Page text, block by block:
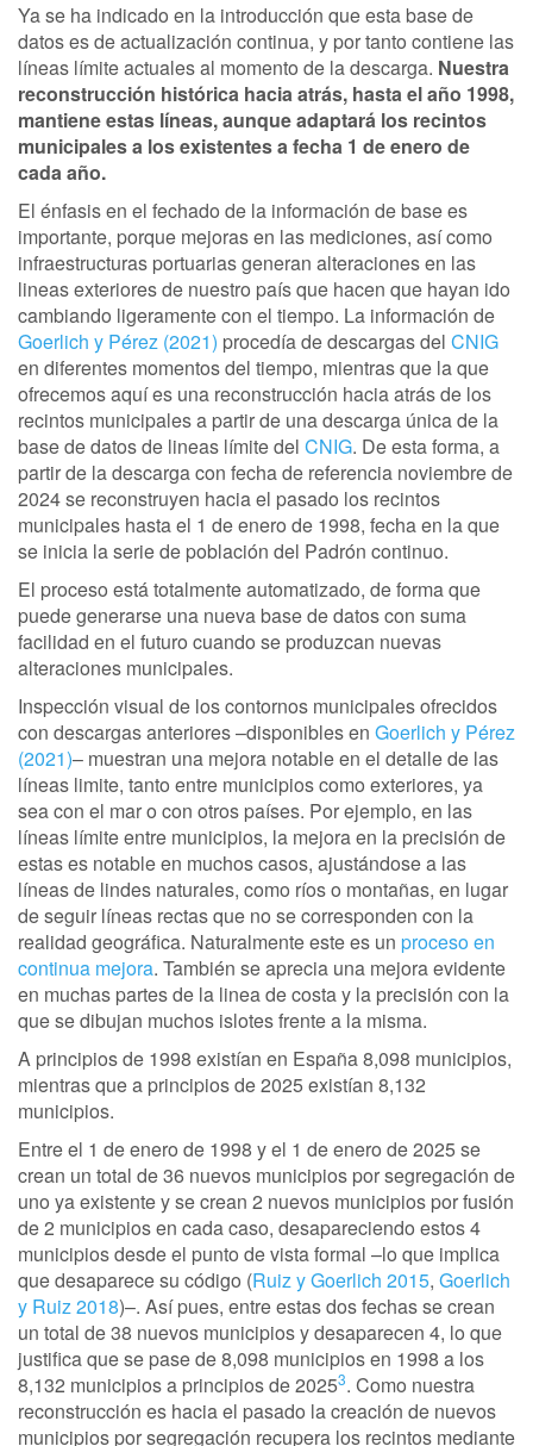
Ya se ha indicado en la introducción que esta base de
datos es de actualización continua, y por tanto contiene las
líneas límite actuales al momento de la descarga. Nuestra
reconstrucción histórica hacia atrás, hasta el año 1998,
mantiene estas líneas, aunque adaptará los recintos
municipales a los existentes a fecha 1 de enero de
cada año.
El énfasis en el fechado de la información de base es
importante, porque mejoras en las mediciones, así como
infraestructuras portuarias generan alteraciones en las
lineas exteriores de nuestro país que hacen que hayan ido
cambiando ligeramente con el tiempo. La información de
Goerlich y Pérez (2021) procedía de descargas del CNIG
en diferentes momentos del tiempo, mientras que la que
ofrecemos aquí es una reconstrucción hacia atrás de los
recintos municipales a partir de una descarga única de la
base de datos de lineas límite del CNIG. De esta forma, a
partir de la descarga con fecha de referencia noviembre de
2024 se reconstruyen hacia el pasado los recintos
municipales hasta el 1 de enero de 1998, fecha en la que
se inicia la serie de población del Padrón continuo.
El proceso está totalmente automatizado, de forma que
puede generarse una nueva base de datos con suma
facilidad en el futuro cuando se produzcan nuevas
alteraciones municipales.
Inspección visual de los contornos municipales ofrecidos
con descargas anteriores –disponibles en Goerlich y Pérez
(2021)– muestran una mejora notable en el detalle de las
líneas limite, tanto entre municipios como exteriores, ya
sea con el mar o con otros países. Por ejemplo, en las
líneas límite entre municipios, la mejora en la precisión de
estas es notable en muchos casos, ajustándose a las
líneas de lindes naturales, como ríos o montañas, en lugar
de seguir líneas rectas que no se corresponden con la
realidad geográfica. Naturalmente este es un proceso en
continua mejora. También se aprecia una mejora evidente
en muchas partes de la linea de costa y la precisión con la
que se dibujan muchos islotes frente a la misma.
A principios de 1998 existían en España 8,098 municipios,
mientras que a principios de 2025 existían 8,132
municipios.
Entre el 1 de enero de 1998 y el 1 de enero de 2025 se
crean un total de 36 nuevos municipios por segregación de
uno ya existente y se crean 2 nuevos municipios por fusión
de 2 municipios en cada caso, desapareciendo estos 4
municipios desde el punto de vista formal –lo que implica
que desaparece su código (Ruiz y Goerlich 2015, Goerlich
y Ruiz 2018)–. Así pues, entre estas dos fechas se crean
un total de 38 nuevos municipios y desaparecen 4, lo que
justifica que se pase de 8,098 municipios en 1998 a los
8,132 municipios a principios de 20253. Como nuestra
reconstrucción es hacia el pasado la creación de nuevos
municipios por segregación recupera los recintos mediante